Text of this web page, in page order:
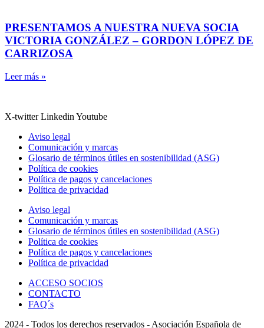
PRESENTAMOS A NUESTRA NUEVA SOCIA
VICTORIA GONZÁLEZ – GORDON LÓPEZ DE
CARRIZOSA
Leer más »
X-twitter Linkedin Youtube
Aviso legal
Comunicación y marcas
Glosario de términos útiles en sostenibilidad (ASG)
Política de cookies
Política de pagos y cancelaciones
Política de privacidad
Aviso legal
Comunicación y marcas
Glosario de términos útiles en sostenibilidad (ASG)
Política de cookies
Política de pagos y cancelaciones
Política de privacidad
ACCESO SOCIOS
CONTACTO
FAQ´s
2024 - Todos los derechos reservados - Asociación Española de